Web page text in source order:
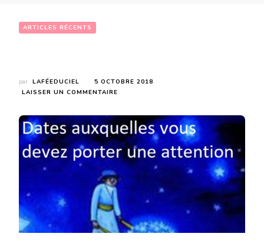
ARTICLES RÉCENTS
par LAFÉEDUCIEL
5 OCTOBRE 2018
LAISSER UN COMMENTAIRE
VOS
RÊVES
SEMAINE
DU
AU
OCTOBRE
2018